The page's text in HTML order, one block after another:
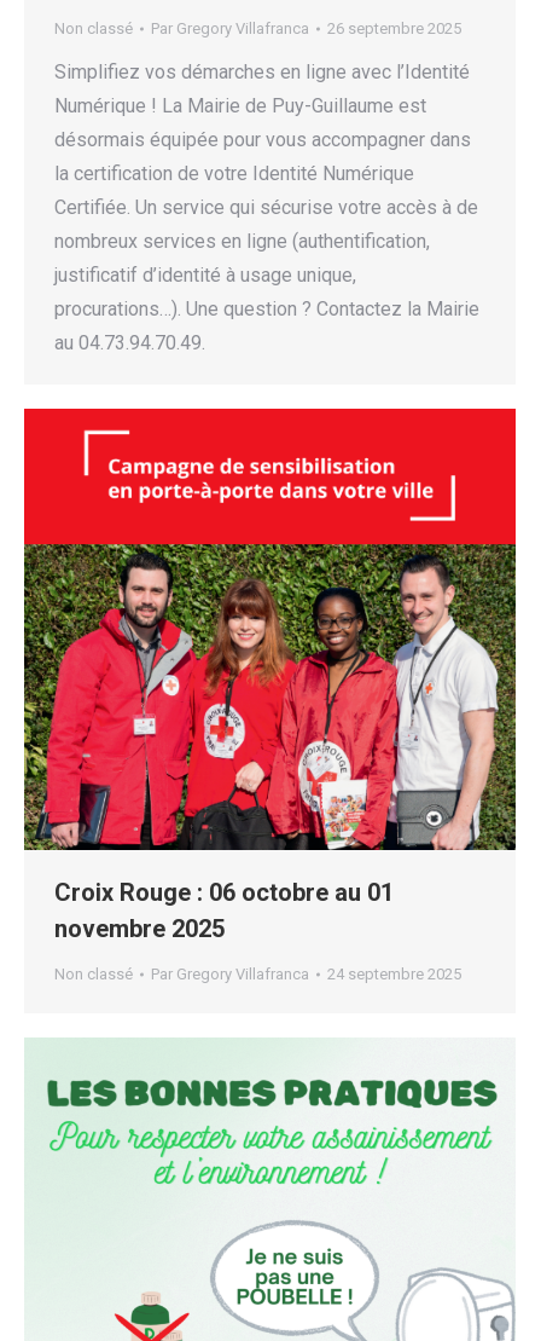
Non classé Par Gregory Villafranca 26 septembre 2025
Simplifiez vos démarches en ligne avec l’Identité
Numérique ! La Mairie de Puy-Guillaume est
désormais équipée pour vous accompagner dans
la certification de votre Identité Numérique
Certifiée. Un service qui sécurise votre accès à de
nombreux services en ligne (authentification,
justificatif d’identité à usage unique,
procurations…). Une question ? Contactez la Mairie
au 04.73.94.70.49.
Croix Rouge : 06 octobre au 01
novembre 2025
Non classé Par Gregory Villafranca 24 septembre 2025